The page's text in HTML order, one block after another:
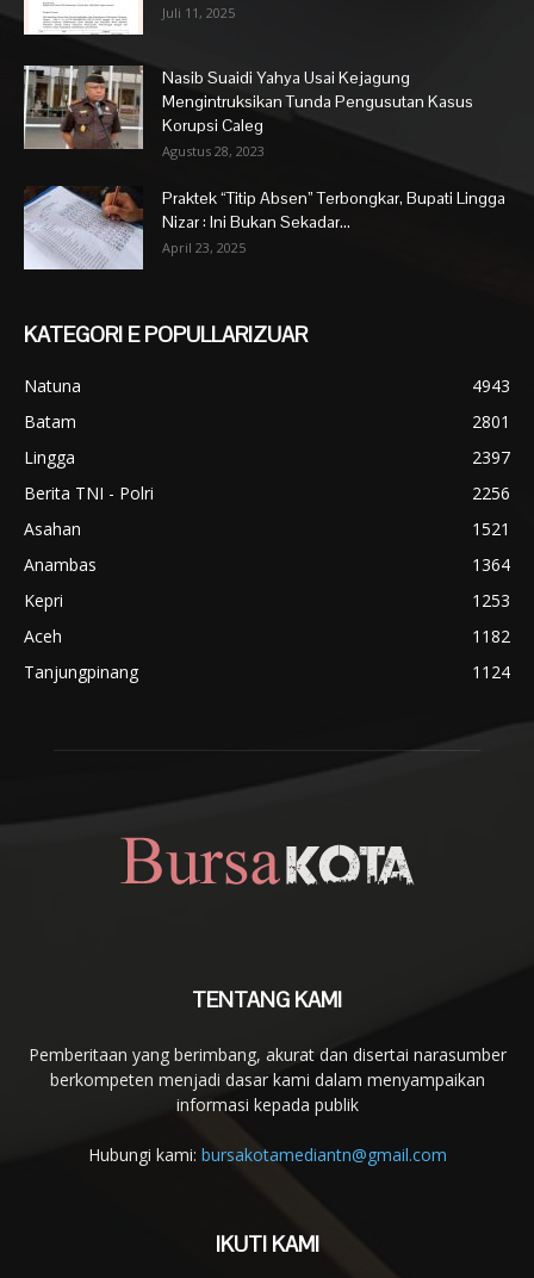
Juli 11, 2025
Nasib Suaidi Yahya Usai Kejagung
Mengintruksikan Tunda Pengusutan Kasus
Korupsi Caleg
Agustus 28, 2023
Praktek “Titip Absen” Terbongkar, Bupati Lingga
Nizar : Ini Bukan Sekadar...
April 23, 2025
KATEGORI E POPULLARIZUAR
Natuna
4943
Batam
2801
Lingga
2397
Berita TNI - Polri
2256
Asahan
1521
Anambas
1364
Kepri
1253
Aceh
1182
Tanjungpinang
1124
TENTANG KAMI
Pemberitaan yang berimbang, akurat dan disertai narasumber
berkompeten menjadi dasar kami dalam menyampaikan
informasi kepada publik
Hubungi kami: bursakotamediantn@gmail.com
IKUTI KAMI